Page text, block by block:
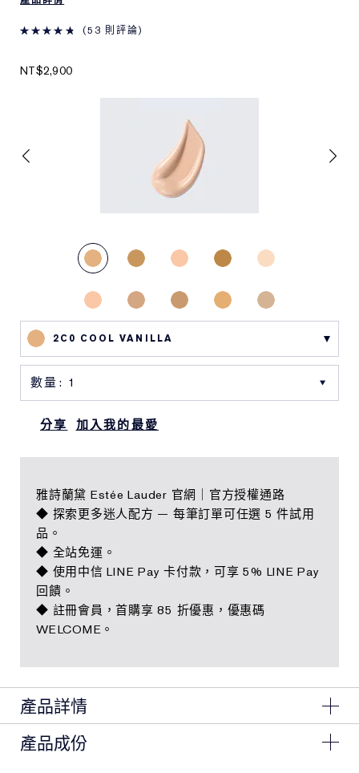
53 則評論
NT$2,900
2C0 COOL VANILLA
分享 加入我的最愛
雅詩蘭黛 Estée Lauder 官網｜官方授權通路
◆ 探索更多迷人配方 — 每筆訂單可任選 5 件試用
品。
◆ 全站免運。
◆ 使用中信 LINE Pay 卡付款，可享 5% LINE Pay
回饋。
◆ 註冊會員，首購享 85 折優惠，優惠碼
WELCOME。
產品詳情
New ! 全新升級粉保濕
產品成份